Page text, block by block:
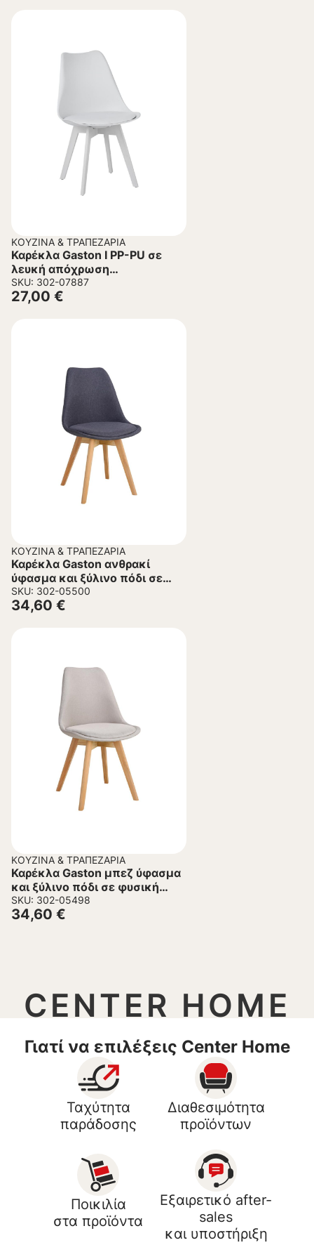
ΚΟΥΖΊΝΑ & ΤΡΑΠΕΖΑΡΊΑ
Καρέκλα Gaston I PP-PU σε
λευκή απόχρωση
48.5×53.5×81.5εκ.
SKU: 302-07887
27,00 €
ΚΟΥΖΊΝΑ & ΤΡΑΠΕΖΑΡΊΑ
Καρέκλα Gaston ανθρακί
ύφασμα και ξύλινο πόδι σε
φυσική απόχρωση
48x55x83εκ.
SKU: 302-05500
34,60 €
ΚΟΥΖΊΝΑ & ΤΡΑΠΕΖΑΡΊΑ
Καρέκλα Gaston μπεζ ύφασμα
και ξύλινο πόδι σε φυσική
απόχρωση 48x55x83εκ
SKU: 302-05498
34,60 €
CENTER HOME
Γιατί να επιλέξεις Center Home
Ταχύτητα
παράδοσης
Διαθεσιμότητα
προϊόντων
Ποικιλία
στα προϊόντα
Εξαιρετικό after-
sales
και υποστήριξη